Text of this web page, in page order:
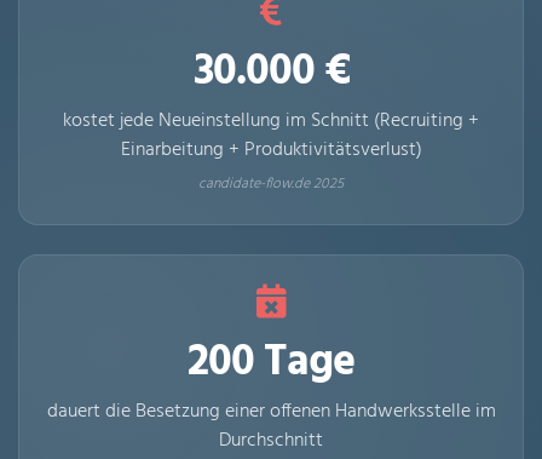
30.000 €
kostet jede Neueinstellung im Schnitt (Recruiting +
Einarbeitung + Produktivitätsverlust)
candidate-flow.de 2025
200 Tage
dauert die Besetzung einer offenen Handwerksstelle im
Durchschnitt